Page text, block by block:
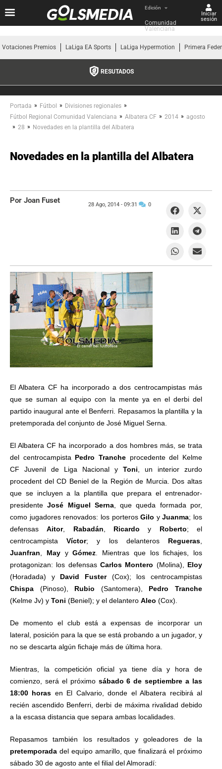
Edición
Comunidad
Valenciana
Iniciar
sesión
Votaciones Premios LaLiga EA Sports LaLiga Hypermotion Primera
RESUTADOS
Portada » Fútbol » Divisiones regionales »
Fútbol Regional Comunidad Valenciana » Albatera CF » 2014 » agosto
» 28 » Novedades en la plantilla del Albatera
Novedades en la plantilla del Albatera
El Albatera CF ha incorporado a dos centrocampistas más
que se suman al equipo con la mente ya en el derbi del
partido inaugural ante el Benferri. Repasamos la plantilla y la
pretemporada del conjunto de José Miguel Serna.
El Albatera CF ha incorporado a dos hombres más, se trata
del centrocampista Pedro Tranche procedente del Kelme
CF Juvenil de Liga Nacional y Toni , un interior zurdo
procedent del CD Beniel de la Región de Murcia. Dos altas
que se incluyen a la plantilla que prepara el entrenador-
presidenteJosé Miguel Serna, que queda formada por,
como jugadores renovados: los porterosGilo yJuanma; los
defensasAitor, Rabadán Ricardo y Roberto; el
centrocampistaVíctor; y los delanteros Regueras
Juanfran
MayyGómez . Mientras que los fichajes, los
protagonizan: los defensas Carlos Montero (Molina), Eloy
(Horadada) y David Fuster(Cox); los centrocampistas
Chispa (Pinoso), Rubio (Santomera), Pedro
Tranche
(Kelme Jv) y Toni (Beniel); y el delantero Aleo (Cox).
De momento el club está a expensas de incorporar un
lateral, posición para la que se está probando a un jugador, y
no se descarta algún fichaje más de última hora.
Mientras, la competición oficial ya tiene día y hora de
comienzo, será el próximo sábado 6 de septiembre a las
18:00 horas en El Calvario, donde el Albatera recibirá al
recién ascendido Benferri, derbi de máxima rivalidad debido
a la escasa distancia que separa ambas localidades.
Repasamos también los resultados y goleadores de la
pretemporada del equipo amarillo, que finalizará el próximo
sábado 30 de agosto ante el filial del Almoradí:
Por Joan Fuset 28 Ago, 2014 - 09:31 0